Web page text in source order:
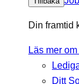
Din framtid
Läs mer
Ditt